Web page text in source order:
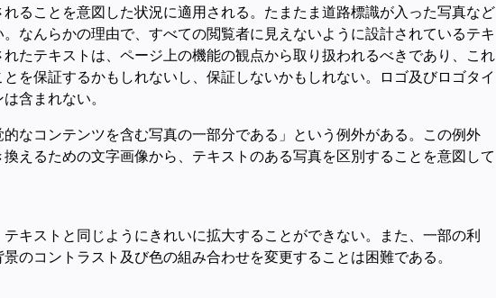
ることを意図した状況に適用される。たまたま道路標識が入った写真など
なんらかの理由で、すべての閲覧者に見えないように設計されているテキ
たテキストは、ページ上の機能の観点から取り扱われるべきであり、これ
を保証するかもしれないし、保証しないかもしれない。ロゴ及びロゴタイ
含まれない。
なコンテンツを含む写真の一部分である」という例外がある。この例外
えるための文字画像から、テキストのある写真を区別することを意図して
キストと同じようにきれいに拡大することができない。また、一部の利
のコントラスト及び色の組み合わせを変更することは困難である。